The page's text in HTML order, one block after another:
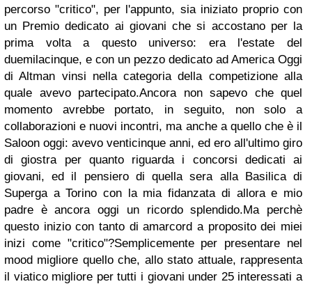
percorso "critico", per l'appunto, sia iniziato proprio con
un Premio dedicato ai giovani che si accostano per la
prima volta a questo universo: era l'estate del
duemilacinque, e con un pezzo dedicato ad America Oggi
di Altman vinsi nella categoria della competizione alla
quale avevo partecipato.Ancora non sapevo che quel
momento avrebbe portato, in seguito, non solo a
collaborazioni e nuovi incontri, ma anche a quello che è il
Saloon oggi: avevo venticinque anni, ed ero all'ultimo giro
di giostra per quanto riguarda i concorsi dedicati ai
giovani, ed il pensiero di quella sera alla Basilica di
Superga a Torino con la mia fidanzata di allora e mio
padre è ancora oggi un ricordo splendido.Ma perchè
questo inizio con tanto di amarcord a proposito dei miei
inizi come "critico"?Semplicemente per presentare nel
mood migliore quello che, allo stato attuale, rappresenta
il viatico migliore per tutti i giovani under 25 interessati a